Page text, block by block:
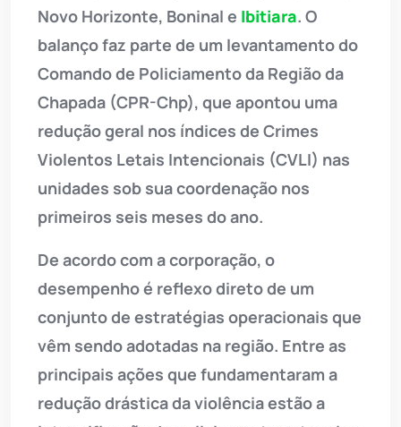
Novo Horizonte, Boninal e Ibitiara. O
balanço faz parte de um levantamento do
Comando de Policiamento da Região da
Chapada (CPR-Chp), que apontou uma
redução geral nos índices de Crimes
Violentos Letais Intencionais (CVLI) nas
unidades sob sua coordenação nos
primeiros seis meses do ano.
De acordo com a corporação, o
desempenho é reflexo direto de um
conjunto de estratégias operacionais que
vêm sendo adotadas na região. Entre as
principais ações que fundamentaram a
redução drástica da violência estão a